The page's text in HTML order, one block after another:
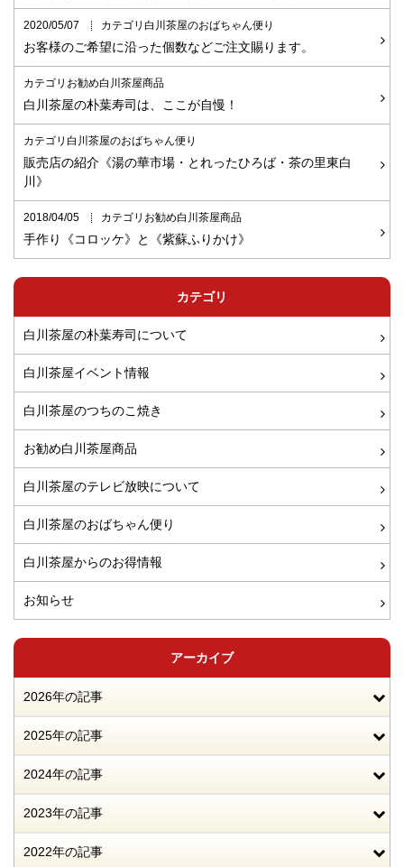
2020/05/07 カテゴリ白川茶屋のおばちゃん便り
お客様のご希望に沿った個数などご注文賜ります。
カテゴリお勧め白川茶屋商品
白川茶屋の朴葉寿司は、ここが自慢！
カテゴリ白川茶屋のおばちゃん便り
販売店の紹介《湯の華市場・とれったひろば・茶の里東白
川》
2018/04/05 カテゴリお勧め白川茶屋商品
手作り《コロッケ》と《紫蘇ふりかけ》
カテゴリ
白川茶屋の朴葉寿司について
白川茶屋イベント情報
白川茶屋のつちのこ焼き
お勧め白川茶屋商品
白川茶屋のテレビ放映について
白川茶屋のおばちゃん便り
白川茶屋からのお得情報
お知らせ
アーカイブ
2026年の記事
2025年の記事
2024年の記事
2023年の記事
2022年の記事